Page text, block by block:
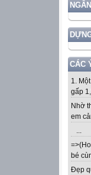
CÁC
1.
gấp
Nhờ
em
...
bé
Đẹp